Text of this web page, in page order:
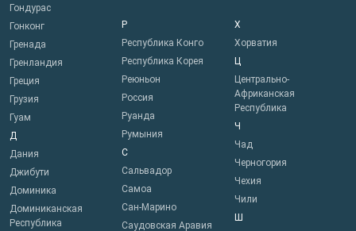
Гондурас
Гонконг
Гренада
Гренландия
Греция
Грузия
Гуам
Д
Дания
Джибути
Доминика
Доминиканская
Республика
Р
Республика Конго
Республика Корея
Реюньон
Россия
Руанда
Румыния
С
Сальвадор
Самоа
Сан-Марино
Саудовская Аравия
Х
Хорватия
Ц
Центрально-
Африканская
Республика
Ч
Чад
Черногория
Чехия
Чили
Ш